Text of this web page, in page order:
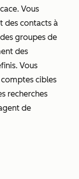
Vous
des contacts à
groupes de
des
Vous
cibles
recherches
de